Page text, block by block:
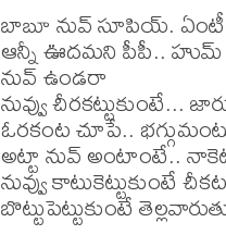
బాబూ నువ్ సూపియ్. ఏంటీ
ఆన్నీ ఊదమని పీపీ..
నువ్ ఉండరా
నువ్వు చీరకట్టుకుంటే...
ఓరకంట చూపే..
అట్టా నువ్ అంటాంటే..
నువ్వు కాటుకెట్టుకుంటే
బొట్టుపెట్టుకుంటే